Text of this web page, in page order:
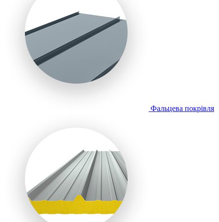
Фальцева покрівля